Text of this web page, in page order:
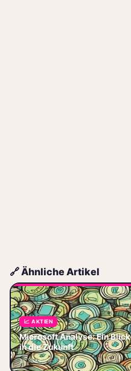
🔗 Ähnliche Artikel
📈 AKTIEN
Microsoft Analyse: Ein Blick
in die Zukunft
📅 2026-06-13